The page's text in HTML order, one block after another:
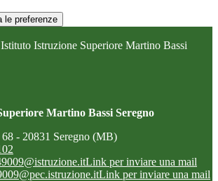
le preferenze
Istituto Istruzione Superiore Martino Bassi
Martino Bassi Seregno
- 20831 Seregno (MB)
Link per inviare una mail
Link per inviare una mail